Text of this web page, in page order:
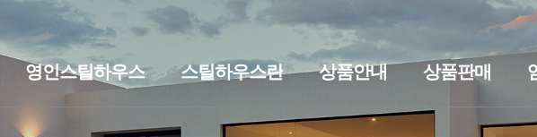
영인스틸하우스
브랜드스토리 찾아오시는길
스틸하우스란
스틸하우스란
상품안내
세컨하우스·전원주택 기숙사·사무실
상품판매
세컨하우스·전원주